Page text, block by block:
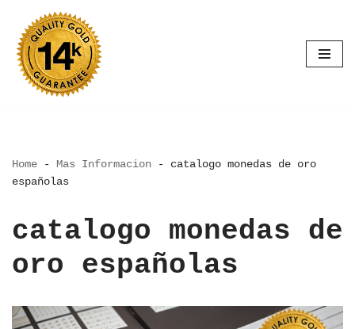
Saltar
al
contenido
Home - Mas Informacion - catalogo monedas de oro
españolas
catalogo monedas de
oro españolas